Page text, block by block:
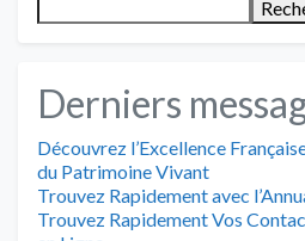
Derniers
Découvrez l’Excellence
du Patrimoine Vivant
Trouvez Rapidement avec
Trouvez Rapidement Vos